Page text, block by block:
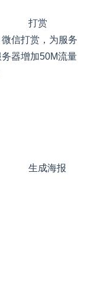
打赏
微信打赏，为服务
生成海报